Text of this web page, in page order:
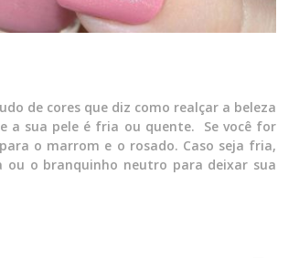
de cores que diz como realçar a beleza
a sua pele é fria ou quente. Se você for
o marrom e o rosado. Caso seja fria,
ou o branquinho neutro para deixar sua